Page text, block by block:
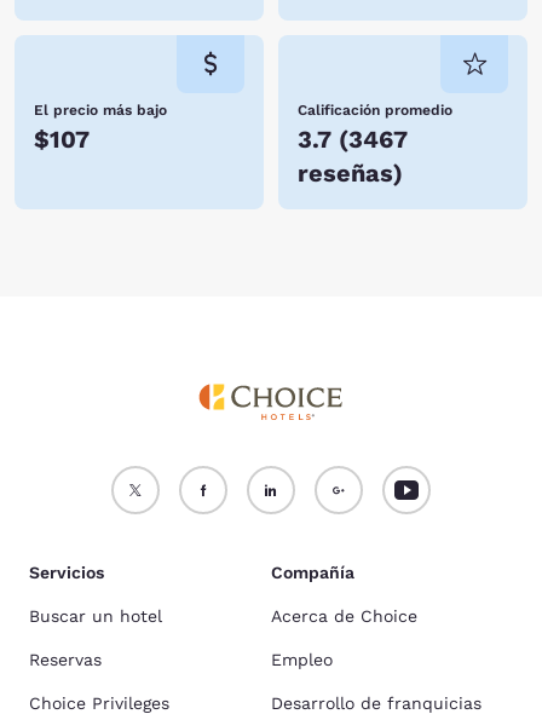
El precio más bajo
$107
Calificación promedio
3.7 (3467
reseñas)
Servicios
Buscar un hotel
Reservas
Choice Privileges
Compañía
Acerca de Choice
Empleo
Desarrollo de franquicias